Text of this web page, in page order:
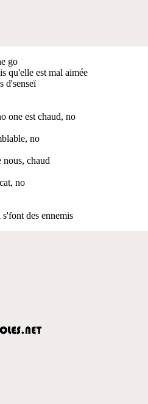
go
qu'elle est mal aimée
d'senseï
one est chaud, no
no
nous, chaud
no
des ennemis